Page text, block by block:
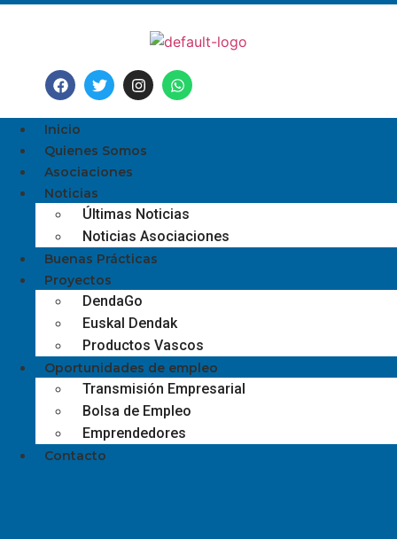
Inicio
Quienes Somos
Asociaciones
Noticias
Últimas Noticias
Noticias Asociaciones
Buenas Prácticas
Proyectos
DendaGo
Euskal Dendak
Productos Vascos
Oportunidades de empleo
Transmisión Empresarial
Bolsa de Empleo
Emprendedores
Contacto